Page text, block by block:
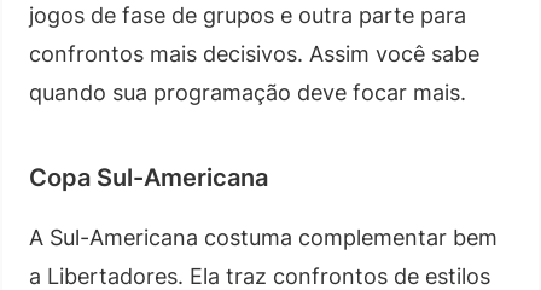
jogos de fase de grupos e outra parte para
confrontos mais decisivos. Assim você sabe
quando sua programação deve focar mais.
Copa Sul-Americana
A Sul-Americana costuma complementar bem
a Libertadores. Ela traz confrontos de estilos